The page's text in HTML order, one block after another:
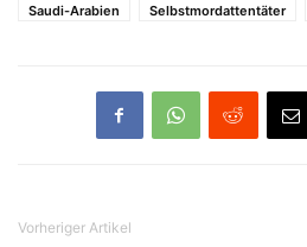
Saudi-Arabien
Selbstmordattentäter
Vorheriger Artikel